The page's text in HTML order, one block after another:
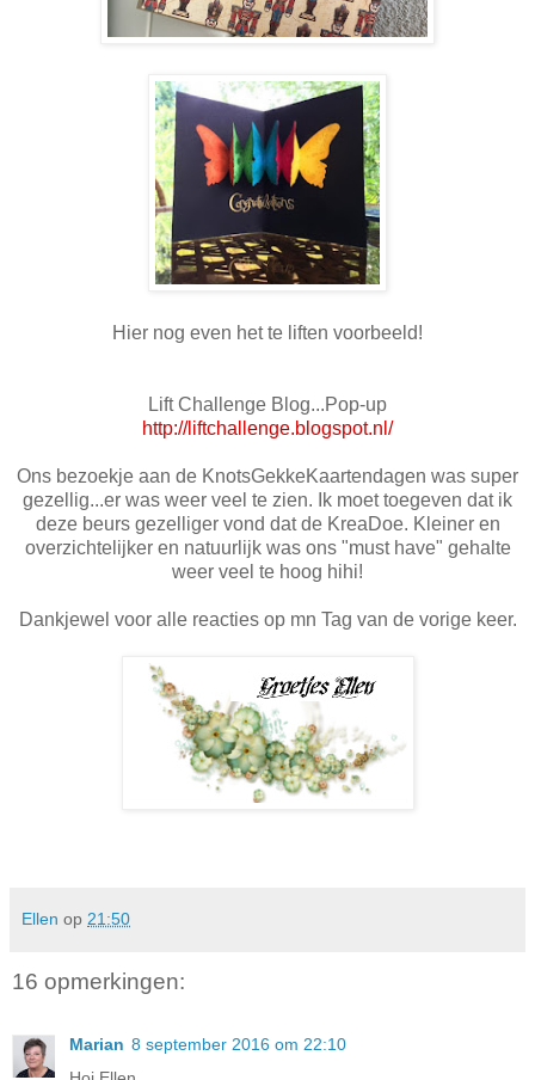
Hier nog even het te liften voorbeeld!
Lift Challenge Blog...Pop-up
http://liftchallenge.blogspot.nl/
Ons bezoekje aan de KnotsGekkeKaartendagen was super
gezellig...er was weer veel te zien. Ik moet toegeven dat ik
deze beurs gezelliger vond dat de KreaDoe. Kleiner en
overzichtelijker en natuurlijk was ons "must have" gehalte
weer veel te hoog hihi!
Dankjewel voor alle reacties op mn Tag van de vorige keer.
Ellen op 21:50
16 opmerkingen:
Marian 8 september 2016 om 22:10